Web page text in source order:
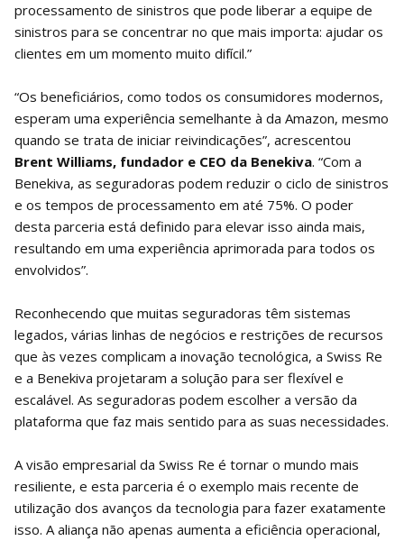
processamento de sinistros que pode liberar a equipe de
sinistros para se concentrar no que mais importa: ajudar os
clientes em um momento muito difícil.”
“Os beneficiários, como todos os consumidores modernos,
esperam uma experiência semelhante à da Amazon, mesmo
quando se trata de iniciar reivindicações”, acrescentou
Brent Williams, fundador e CEO da Benekiva. “Com a
Benekiva, as seguradoras podem reduzir o ciclo de sinistros
e os tempos de processamento em até 75%. O poder
desta parceria está definido para elevar isso ainda mais,
resultando em uma experiência aprimorada para todos os
envolvidos”.
Reconhecendo que muitas seguradoras têm sistemas
legados, várias linhas de negócios e restrições de recursos
que às vezes complicam a inovação tecnológica, a Swiss Re
e a Benekiva projetaram a solução para ser flexível e
escalável. As seguradoras podem escolher a versão da
plataforma que faz mais sentido para as suas necessidades.
A visão empresarial da Swiss Re é tornar o mundo mais
resiliente, e esta parceria é o exemplo mais recente de
utilização dos avanços da tecnologia para fazer exatamente
isso. A aliança não apenas aumenta a eficiência operacional,